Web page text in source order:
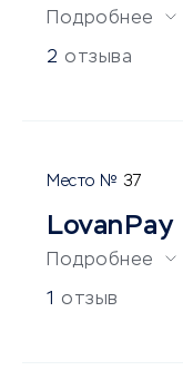
Подробнее
2 отзыва
37
LovanPay
Подробнее
1 отзыв